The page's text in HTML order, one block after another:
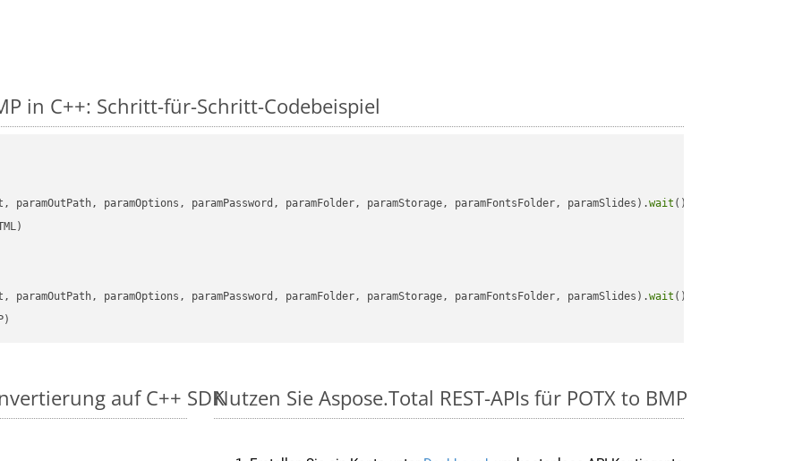
in C++: Schritt-für-Schritt-Codebeispiel
paramOutPath, paramOptions, paramPassword, paramFolder, paramStorage, paramFontsFolder, paramSlides).wait ();
paramOutPath, paramOptions, paramPassword, paramFolder, paramStorage, paramFontsFolder, paramSlides).wait ();
auf C++ SDKNutzen Sie Aspose.Total REST-APIs für POTX to BMP